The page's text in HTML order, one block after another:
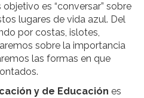
es “conversar” sobre
lugares de vida azul. Del
por costas, islotes,
sobre la importancia
las formas en que
y de Educación es